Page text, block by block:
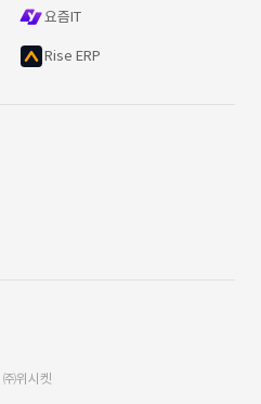
요즘IT
Rise ERP
위시켓